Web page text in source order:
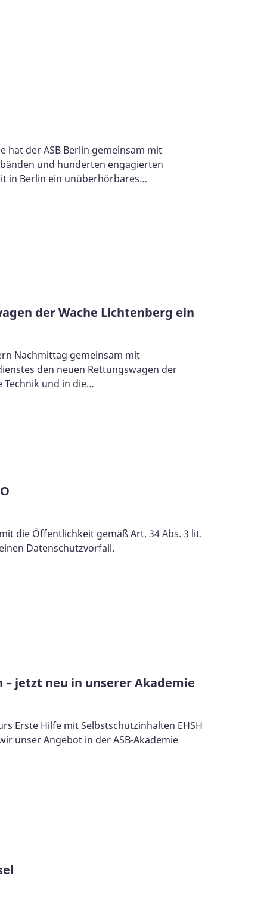
hat der ASB Berlin gemeinsam mit
und hunderten engagierten
in Berlin ein unüberhörbares…
der Wache Lichtenberg ein
Nachmittag gemeinsam mit
den neuen Rettungswagen der
Technik und in die…
die Öffentlichkeit gemäß Art. 34 Abs. 3 lit.
Datenschutzvorfall.
jetzt neu in unserer Akademie
Erste Hilfe mit Selbstschutzinhalten EHSH
unser Angebot in der ASB-Akademie